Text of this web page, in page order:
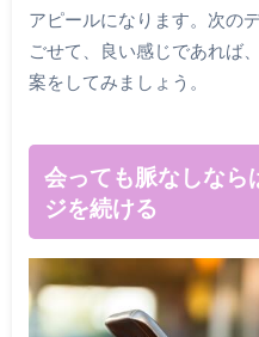
アピールになります。次の
ごせて、良い感じであれば
案をしてみましょう。
会っても脈なしなら
ジを続ける